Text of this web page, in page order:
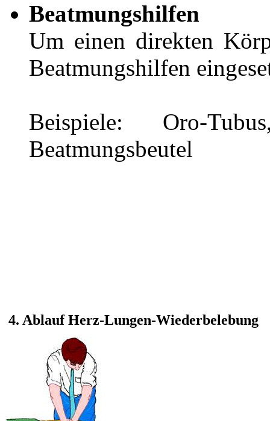
Beatmungshilfen
Um einen direkten
Beatmungshilfen
Beispiele: Oro-
Beatmungsbeutel
4. Ablauf Herz-Lungen-Wiederbelebung